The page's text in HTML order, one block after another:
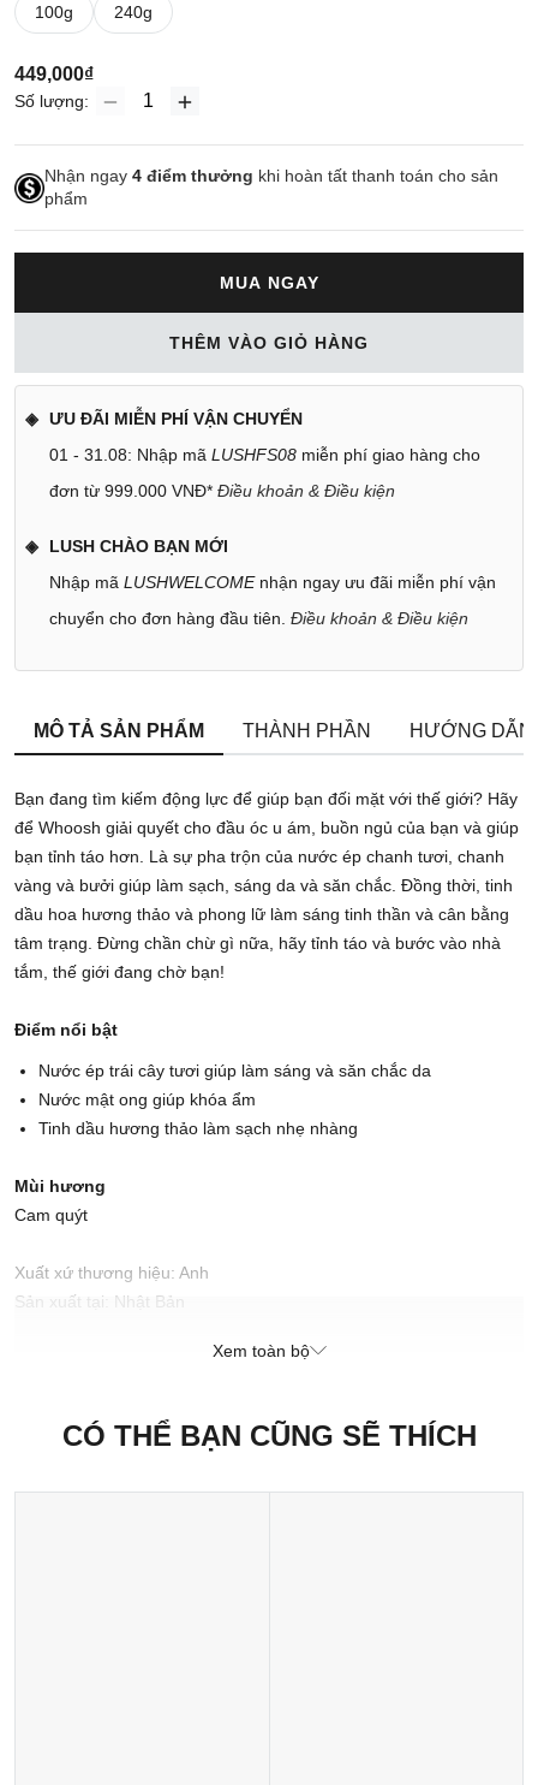
100g 240g
449,000₫
Số lượng:
Nhận ngay 4 điểm thưởng khi hoàn tất thanh toán cho sản
phẩm
MUA NGAY
THÊM VÀO GIỎ HÀNG
ƯU ĐÃI MIỄN PHÍ VẬN CHUYỂN
01 - 31.08: Nhập mã LUSHFS08 miễn phí giao hàng cho
đơn từ 999.000 VNĐ* Điều khoản & Điều kiện
LUSH CHÀO BẠN MỚI
Nhập mã LUSHWELCOMEnhận ngay ưu đãi miễn phí vận
chuyển cho đơn hàng đầu tiên. Điều khoản & Điều kiện
MÔ TẢ SẢN PHẨM THÀNH PHẦN HƯỚNG
Bạn đang tìm kiếm động lực để giúp bạn đối mặt với thế giới? Hãy
để Whoosh giải quyết cho đầu óc u ám, buồn ngủ của bạn và giúp
bạn tỉnh táo hơn. Là sự pha trộn của nước ép chanh tươi, chanh
vàng và bưởi giúp làm sạch, sáng da và săn chắc. Đồng thời, tinh
dầu hoa hương thảo và phong lữ làm sáng tinh thần và cân bằng
tâm trạng. Đừng chần chừ gì nữa, hãy tỉnh táo và bước vào nhà
tắm, thế giới đang chờ bạn!
Điểm nổi bật
Nước ép trái cây tươi giúp làm sáng và săn chắc da
Nước mật ong giúp khóa ẩm
Tinh dầu hương thảo làm sạch nhẹ nhàng
Mùi hương
Cam quýt
Xuất xứ thương hiệu: Anh
Sản xuất tại: Nhật Bản
Xem toàn bộ
CÓ THỂ BẠN CŨNG SẼ THÍCH